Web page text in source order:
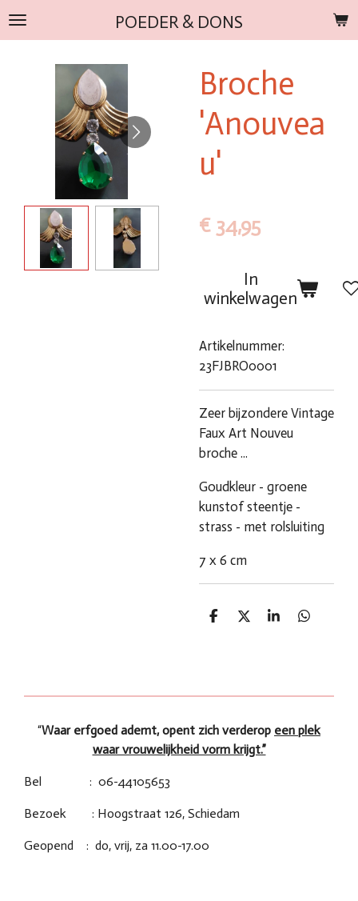
Ga
direct
hoofdinhoud
POEDER & DONS
Broche
'Anouvea
u'
€ 34,95
In
winkelwagen
Artikelnummer:
23FJBRO0001
Zeer bijzondere Vintage
Faux Art Nouveu
broche ...
Goudkleur - groene
kunstof steentje -
strass - met rolsluiting
7 x 6 cm
D
D
S
D
“Waar erfgoed ademt, opent zich verderop een plek
waar vrouwelijkheid vorm krijgt.”
Bel : 06-44105653
Bezoek : Hoogstraat 126, Schiedam
Geopend : do, vrij, za 11.00-17.00